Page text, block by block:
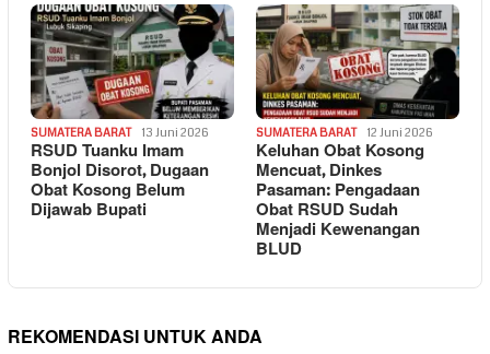
SUMATERA BARAT 13 Juni 2026
RSUD Tuanku Imam
Bonjol Disorot, Dugaan
Obat Kosong Belum
Dijawab Bupati
SUMATERA BARAT 12 Juni 2026
Keluhan Obat Kosong
Mencuat, Dinkes
Pasaman: Pengadaan
Obat RSUD Sudah
Menjadi Kewenangan
BLUD
REKOMENDASI UNTUK ANDA